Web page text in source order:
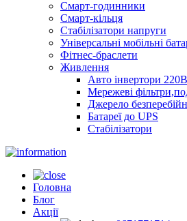
Смарт-годинники
Смарт-кільця
Стабілізатори напруги
Універсальні мобільні
Фітнес-браслети
Живлення
Авто інвертори 220В
Мережеві
Джерело
Батареї до UPS
Стабілізатори
Головна
Блог
Акції